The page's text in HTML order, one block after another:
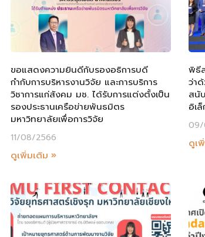
ขอแสดงความยินดีกับรองอธิการบดี
กำกับการบริหารงานวิจัย และการบริการ
วิชาการแก่สังคม มช. ได้รับการแต่งตั้งเป็น
รองประธานเครือข่ายพันธมิตร
มหาวิทยาลัยเพื่อการวิจัย
11/08/2566
ดูเพิ่มเติม »
พิธี
ว่า
สนั
อิเ
ดูเ